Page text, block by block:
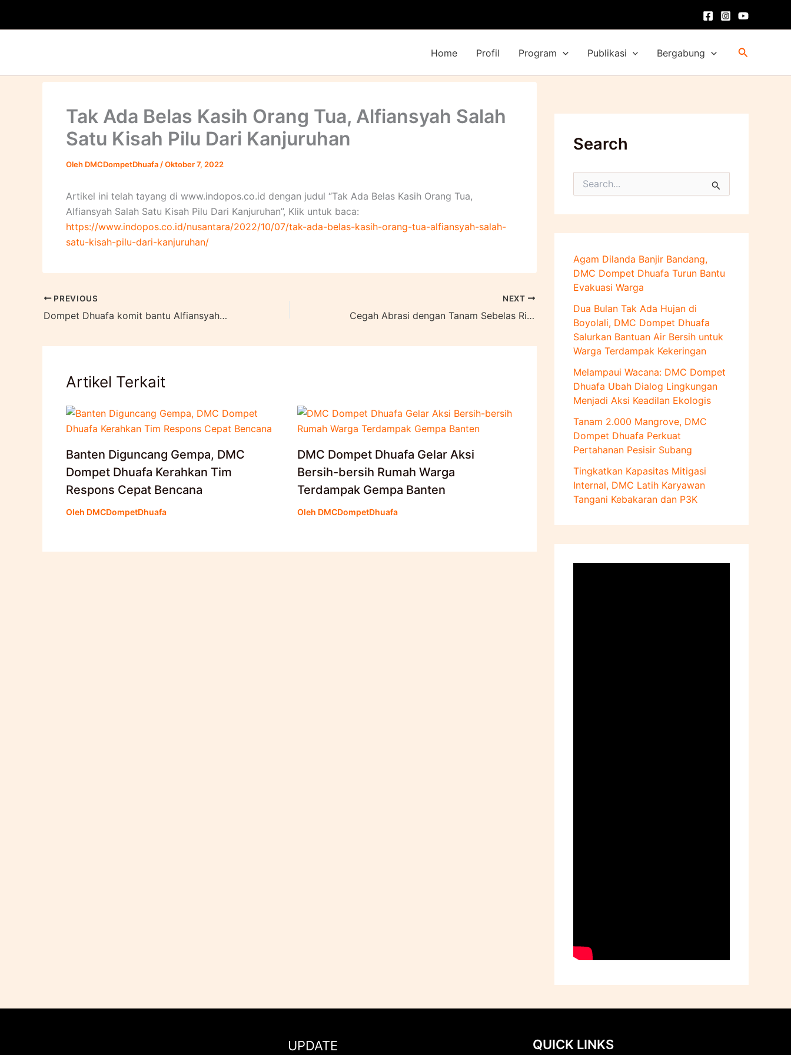
Home
Profil Program Publikasi Bergabung Cari
Tak Ada Belas Kasih Orang Tua, Alfiansyah Salah
Satu Kisah Pilu Dari Kanjuruhan
Oleh DMCDompetDhuafa /Oktober 7, 2022
Artikel ini telah tayang di www.indopos.co.id dengan judul “Tak Ada Belas Kasih Orang Tua,
Alfiansyah Salah Satu Kisah Pilu Dari Kanjuruhan”, Klik untuk baca:
https://www.indopos.co.id/nusantara/2022/10/07/tak-ada-belas-kasih-orang-tua-alfiansyah-salah-
satu-kisah-pilu-dari-kanjuruhan/
PREVIOUS
Dompet Dhuafa komit bantu Alfiansyah setelah ayah-ibunya jadi korban Tragedi Kanjuruhan Malang
NEXT
Cegah Abrasi dengan Tanam Sebelas Ribu Pohon Mangrove di Pantura Jawa Tengah
Artikel Terkait
Banten Diguncang Gempa, DMC
Dompet Dhuafa Kerahkan Tim
Respons Cepat Bencana
Oleh DMCDompetDhuafa
DMC Dompet Dhuafa Gelar Aksi
Bersih-bersih Rumah Warga
Terdampak Gempa Banten
Oleh DMCDompetDhuafa
Search
a
u
t
k
:
Agam Dilanda Banjir Bandang,
DMC Dompet Dhuafa Turun Bantu
Evakuasi Warga
Dua Bulan Tak Ada Hujan di
Boyolali, DMC Dompet Dhuafa
Salurkan Bantuan Air Bersih untuk
Warga Terdampak Kekeringan
Melampaui Wacana: DMC Dompet
Dhuafa Ubah Dialog Lingkungan
Menjadi Aksi Keadilan Ekologis
Tanam 2.000 Mangrove, DMC
Dompet Dhuafa Perkuat
Pertahanan Pesisir Subang
Tingkatkan Kapasitas Mitigasi
Internal, DMC Latih Karyawan
Tangani Kebakaran dan P3K
UPDATE QUICK LINKS